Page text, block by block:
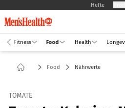
Hefte
Fitness Food Health
Food Nährwerte
TOMATE